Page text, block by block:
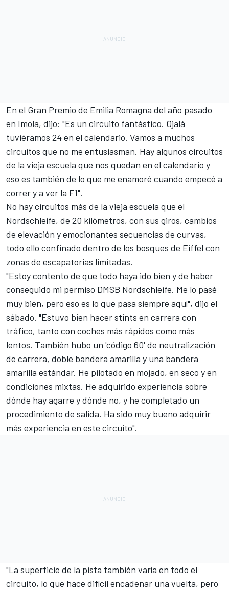
En el Gran Premio de Emilia Romagna del año pasado
en Imola, dijo: "Es un circuito fantástico. Ojalá
tuviéramos 24 en el calendario. Vamos a muchos
circuitos que no me entusiasman. Hay algunos circuitos
de la vieja escuela que nos quedan en el calendario y
eso es también de lo que me enamoré cuando empecé a
correr y a ver la F1".
No hay circuitos más de la vieja escuela que el
Nordschleife, de 20 kilómetros, con sus giros, cambios
de elevación y emocionantes secuencias de curvas,
todo ello confinado dentro de los bosques de Eiffel con
zonas de escapatorias limitadas.
"Estoy contento de que todo haya ido bien y de haber
conseguido mi permiso DMSB Nordschleife. Me lo pasé
muy bien, pero eso es lo que pasa siempre aquí", dijo el
sábado. "Estuvo bien hacer stints en carrera con
tráfico, tanto con coches más rápidos como más
lentos. También hubo un 'código 60' de neutralización
de carrera, doble bandera amarilla y una bandera
amarilla estándar. He pilotado en mojado, en seco y en
condiciones mixtas. He adquirido experiencia sobre
dónde hay agarre y dónde no, y he completado un
procedimiento de salida. Ha sido muy bueno adquirir
más experiencia en este circuito".
"La superficie de la pista también varía en todo el
circuito, lo que hace difícil encadenar una vuelta, pero